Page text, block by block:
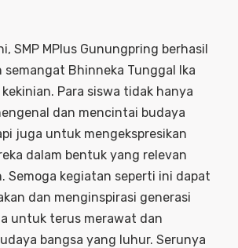
SMP MPlus Gunungpring berhasil
semangat Bhinneka Tunggal Ika
Para siswa tidak hanya
dan mencintai budaya
juga untuk mengekspresikan
dalam bentuk yang relevan
Semoga kegiatan seperti ini dapat
dan menginspirasi generasi
untuk terus merawat dan
bangsa yang luhur. Serunya